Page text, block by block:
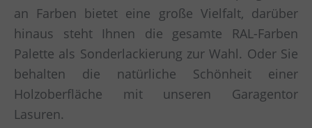
an Farben bietet eine große Vielfalt, darüber
hinaus steht Ihnen die gesamte RAL-Farben
Palette als Sonderlackierung zur Wahl. Oder Sie
behalten die natürliche Schönheit einer
Holzoberfläche mit unseren Garagentor
Lasuren.